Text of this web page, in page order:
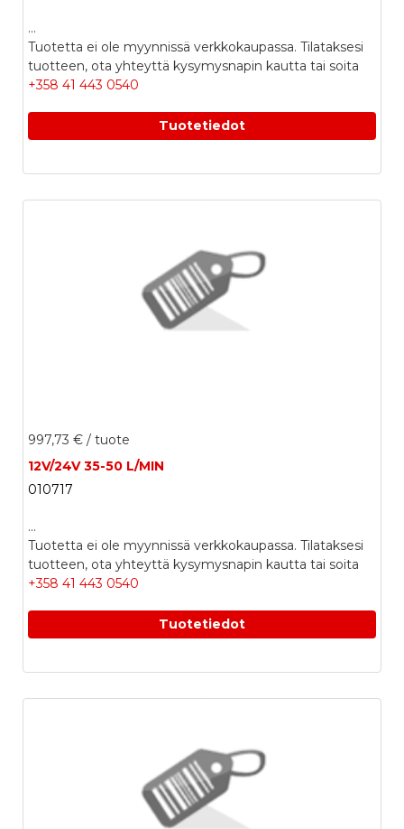
...
Tuotetta ei ole myynnissä verkkokaupassa. Tilataksesi
tuotteen, ota yhteyttä kysymysnapin kautta tai soita
+358 41 443 0540
Tuotetiedot
997,73 € / tuote
12V/24V 35-50 L/MIN
010717
...
Tuotetta ei ole myynnissä verkkokaupassa. Tilataksesi
tuotteen, ota yhteyttä kysymysnapin kautta tai soita
+358 41 443 0540
Tuotetiedot